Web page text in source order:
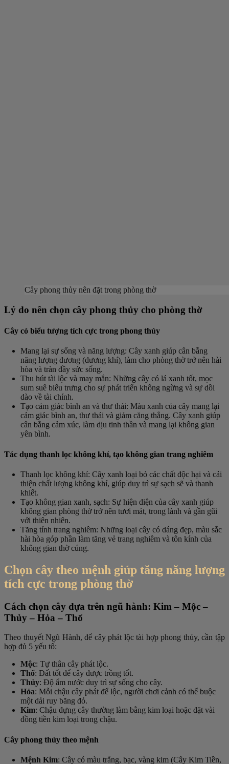
Cây phong thủy nên đặt trong phòng thờ
Lý do nên chọn cây phong thủy cho phòng thờ
Cây có biểu tượng tích cực trong phong thủy
Mang lại sự sống và năng lượng: Cây xanh giúp cân bằng
năng lượng dương (dương khí), làm cho phòng thờ trở nên hài
hòa và tràn đầy sức sống.
Thu hút tài lộc và may mắn: Những cây có lá xanh tốt, mọc
sum suê biểu trưng cho sự phát triển không ngừng và sự dồi
dào về tài chính.
Tạo cảm giác bình an và thư thái: Màu xanh của cây mang lại
cảm giác bình an, thư thái và giảm căng thẳng. Cây xanh giúp
cân bằng cảm xúc, làm dịu tinh thần và mang lại không gian
yên bình.
Tác dụng thanh lọc không khí, tạo không gian trang nghiêm
Thanh lọc không khí: Cây xanh loại bỏ các chất độc hại và cải
thiện chất lượng không khí, giúp duy trì sự sạch sẽ và thanh
khiết.
Tạo không gian xanh, sạch: Sự hiện diện của cây xanh giúp
không gian phòng thờ trở nên tươi mát, trong lành và gần gũi
với thiên nhiên.
Tăng tính trang nghiêm: Những loại cây có dáng đẹp, màu sắc
hài hòa góp phần làm tăng vẻ trang nghiêm và tôn kính của
không gian thờ cúng.
Chọn cây theo mệnh giúp tăng năng lượng
tích cực trong phòng thờ
Cách chọn cây dựa trên ngũ hành: Kim – Mộc –
Thủy – Hỏa – Thổ
Theo thuyết Ngũ Hành, để cây phát lộc tài hợp phong thủy, cần tập
hợp đủ 5 yếu tố:
Mộc: Tự thân cây phát lộc.
Thổ: Đất tốt để cây được trồng tốt.
Thủy: Độ ẩm nước duy trì sự sống cho cây.
Hỏa: Mỗi chậu cây phát để lộc, người chơi cảnh có thể buộc
một dải ruy băng đỏ.
Kim: Chậu đựng cây thường làm bằng kim loại hoặc đặt vài
đồng tiền kim loại trong chậu.
Cây phong thủy theo mệnh
Mệnh Kim: Cây có màu trắng, bạc, vàng kim (Cây Kim Tiền,